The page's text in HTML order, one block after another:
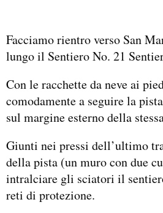
Facciamo rientro verso San
lungo il Sentiero No. 21
Con le racchette da neve ai
comodamente a seguire la
sul margine esterno della
Giunti nei pressi dell’ultimo
della pista (un muro con due
intralciare gli sciatori il
reti di protezione.